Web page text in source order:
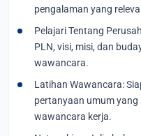
pengalaman yang
Pelajari Tentang
PLN, visi, misi, dan
wawancara.
Latihan Wawancara:
pertanyaan umum
wawancara kerja.